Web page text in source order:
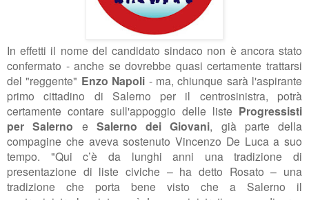
In effetti il nome del candidato sindaco non è ancora stato
confermato - anche se dovrebbe quasi certamente trattarsi
del "reggente" Enzo Napoli - ma, chiunque sarà l'aspirante
primo cittadino di Salerno per il centrosinistra, potrà
certamente contare sull'appoggio delle liste Progressisti
per Salerno e Salerno dei Giovani, già parte della
compagine che aveva sostenuto Vincenzo De Luca a suo
tempo. "Qui c’è da lunghi anni una tradizione di
presentazione di liste civiche – ha detto Rosato – una
tradizione che porta bene visto che a Salerno il